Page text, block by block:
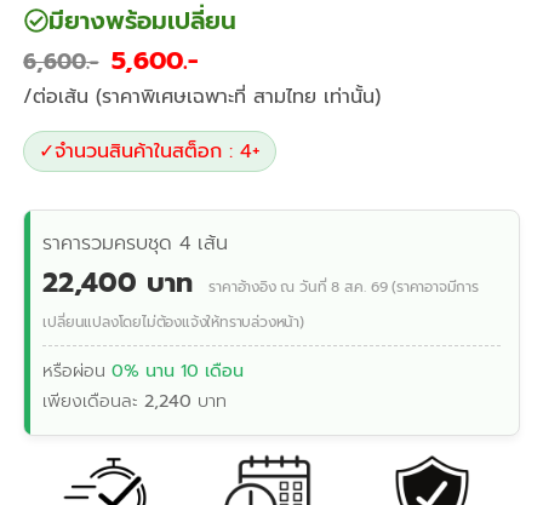
มียางพร้อมเปลี่ยน
6,600 5,600
/ต่อเส้น (ราคาพิเศษเฉพาะที่ สามไทย เท่านั้น)
✓จำนวนสินค้าในสต็อก : 4+
ราคารวมครบชุด 4 เส้น
22,400 บาท
ราคาอ้างอิง ณ วันที่ 8 ส.ค. 69 (ราคาอาจมีการ
เปลี่ยนแปลงโดยไม่ต้องแจ้งให้ทราบล่วงหน้า)
หรือผ่อน0% นาน 10 เดือน
เพียงเดือนละ2,240 บาท